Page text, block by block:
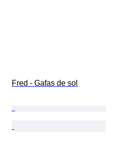
Fred - Gafas de sol